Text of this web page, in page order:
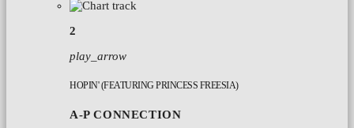
2
play_arrow
HOPIN' (FEATURING PRINCESS FREESIA)
A-P CONNECTION